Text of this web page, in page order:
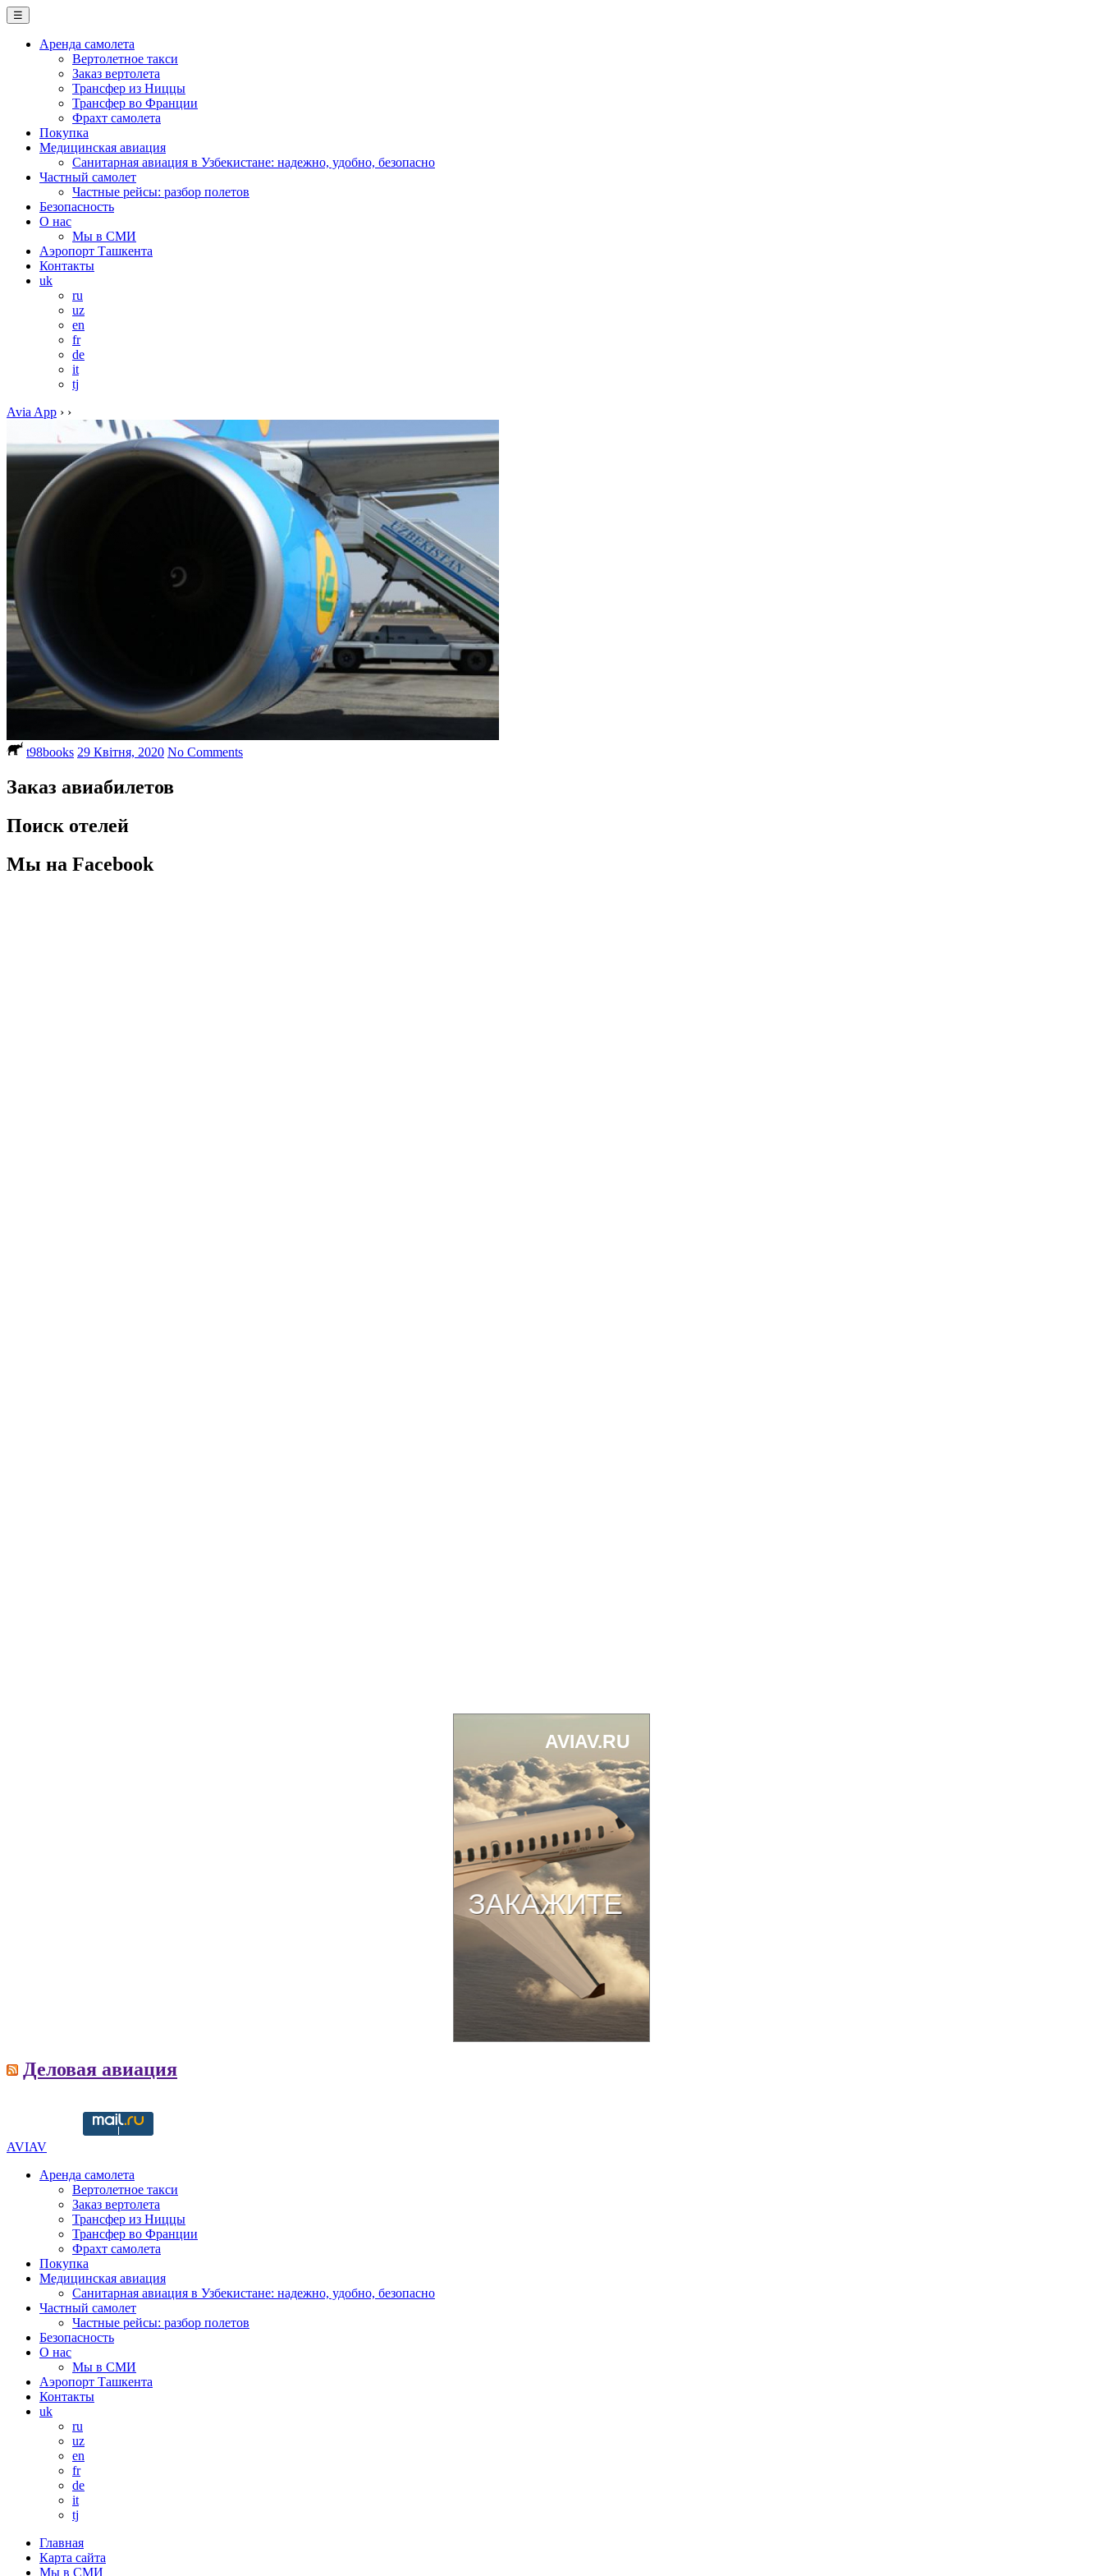
☰
Аренда самолета
Вертолетное такси
Заказ вертолета
Трансфер из Ниццы
Трансфер во Франции
Фрахт самолета
Покупка
Медицинская авиация
Санитарная авиация в Узбекистане: надежно, удобно, безопасно
Частный самолет
Частные рейсы: разбор полетов
Безопасность
О нас
Мы в СМИ
Аэропорт Ташкента
Контакты
uk
ru
uz
en
fr
de
it
tj
Avia App › ›
t98books 29 Квітня, 2020 No Comments
Заказ авиабилетов
Поиск отелей
Мы на Facebook
Деловая авиация
AVIAV
Аренда самолета
Вертолетное такси
Заказ вертолета
Трансфер из Ниццы
Трансфер во Франции
Фрахт самолета
Покупка
Медицинская авиация
Санитарная авиация в Узбекистане: надежно, удобно, безопасно
Частный самолет
Частные рейсы: разбор полетов
Безопасность
О нас
Мы в СМИ
Аэропорт Ташкента
Контакты
uk
ru
uz
en
fr
de
it
tj
Главная
Карта сайта
Мы в СМИ